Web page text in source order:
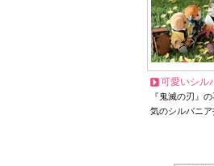
可愛いシル
『鬼滅の刃』
気のシルバニ